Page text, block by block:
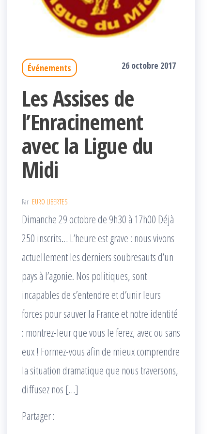
Événements 26 octobre 2017
Les Assises de
l’Enracinement
avec la Ligue du
Midi
Par EURO LIBERTES
Dimanche 29 octobre de 9h30 à 17h00 Déjà
250 inscrits… L’heure est grave : nous vivons
actuellement les derniers soubresauts d’un
pays à l’agonie. Nos politiques, sont
incapables de s’entendre et d’unir leurs
forces pour sauver la France et notre identité
: montrez-leur que vous le ferez, avec ou sans
eux ! Formez-vous afin de mieux comprendre
la situation dramatique que nous traversons,
diffusez nos […]
Partager :